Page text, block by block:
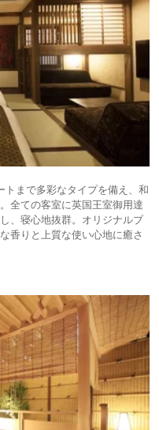
トまで多彩なタイプを備え、和
全ての客室に英国王室御用達
、寝心地抜群。オリジナルブ
香りと上質な使い心地に癒さ